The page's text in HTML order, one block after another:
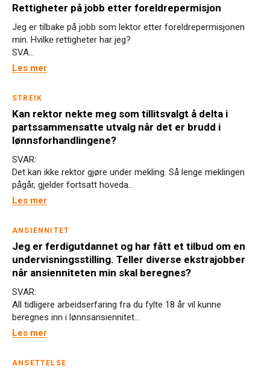
Rettigheter på jobb etter foreldrepermisjon
Jeg er tilbake på jobb som lektor etter foreldrepermisjonen
min. Hvilke rettigheter har jeg?
SVA...
Les mer
STREIK
Kan rektor nekte meg som tillitsvalgt å delta i
partssammensatte utvalg når det er brudd i
lønnsforhandlingene?
SVAR:
Det kan ikke rektor gjøre under mekling. Så lenge meklingen
pågår, gjelder fortsatt hoveda...
Les mer
ANSIENNITET
Jeg er ferdigutdannet og har fått et tilbud om en
undervisningsstilling. Teller diverse ekstrajobber
når ansienniteten min skal beregnes?
SVAR:
All tidligere arbeidserfaring fra du fylte 18 år vil kunne
beregnes inn i lønnsansiennitet...
Les mer
ANSETTELSE